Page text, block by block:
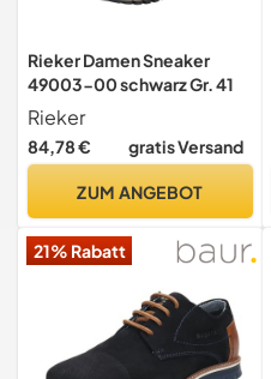
Rieker Damen Sneaker
49003-00 schwarz Gr. 41
Rieker
84,78 € gratis Versand
ZUM ANGEBOT
21% Rabatt